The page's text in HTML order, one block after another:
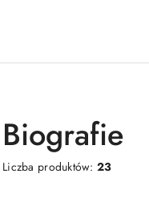
Biografie
Liczba produktów:23